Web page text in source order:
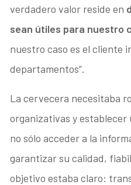
verdadero valor reside en
sean útiles para nuestro
nuestro caso es el cliente
departamentos”.
La cervecera necesitaba
organizativas y
no sólo acceder a la
garantizar su calidad,
objetivo estaba claro: